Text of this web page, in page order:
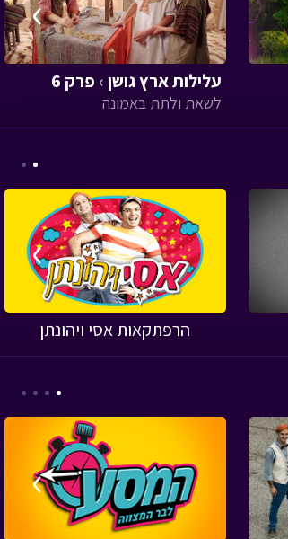
עלילות ארץ גושן› פרק 6
לשאת ולתת באמונה
הרפתקאות אסי ויהונתן
›
›